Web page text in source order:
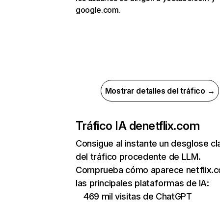
google.com.
Mostrar detalles del tráfico →
Tráfico IA denetflix.com
Consigue al instante un desglose
del tráfico procedente de LLM.
Comprueba cómo aparece
las principales plataformas de IA:
469 mil visitas de ChatGPT